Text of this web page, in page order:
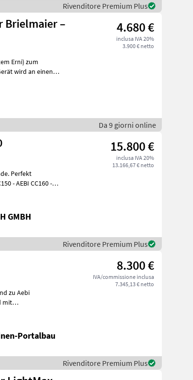
Rivenditore Premium Plus
Brielmaier –
4.680 €
inclusa IVA 20%
3.900 € netto
Erni) zum
wird an einen
Da 9 giorni online
15.800 €
inclusa IVA 20%
13.166,67 € netto
Perfekt
- AEBI CC160 -
GMBH
Rivenditore Premium Plus
8.300 €
IVA/commissione inclusa
7.345,13 € netto
mit
Portalbau
Rivenditore Premium Plus